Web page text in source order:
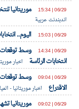
06/29 | 15:34
موريتانيا
اندبندنت عربية
06/29 | 15:03
اليوم..
06/29 | 14:34
وسط توقعات
انتخابات الرئاسة
اخبار
06/29 | 09:04
وسط توقعات
الاقتراع
اخبار موريتانيا -
06/29 | 09:02